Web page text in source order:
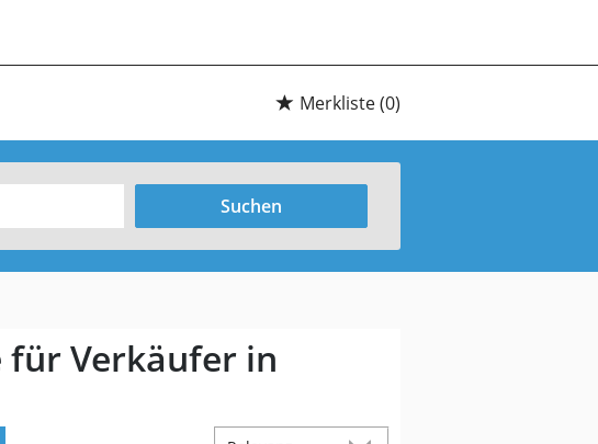
Merkliste(0)
Suchen
für Verkäufer in